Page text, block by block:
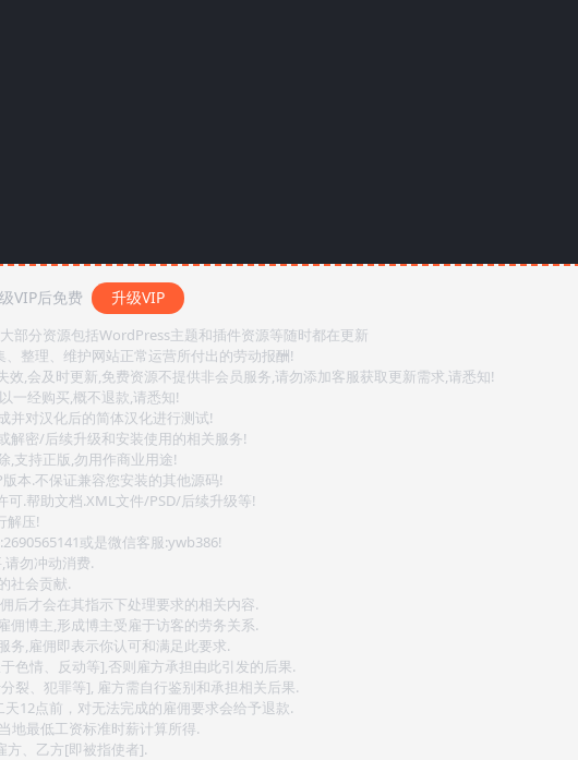
VIP后免费 升级VIP
部分资源包括WordPress主题和插件资源等随时都在更新
整理、维护网站正常运营所付出的劳动报酬!
,会及时更新,免费资源不提供非会员服务,请勿添加客服获取更新需求,请悉知!
一经购买,概不退款,请悉知!
并对汉化后的简体汉化进行测试!
解密/后续升级和安装使用的相关服务!
,支持正版,勿用作商业用途!
本.不保证兼容您安装的其他源码!
.帮助文档.XML文件/PSD/后续升级等!
解压!
或是微信客服:ywb386!
勿冲动消费.
社会贡献.
后才会在其指示下处理要求的相关内容.
博主,形成博主受雇于访客的劳务关系.
,雇佣即表示你认可和满足此要求.
色情、反动等],否则雇方承担由此引发的后果.
裂、犯罪等], 雇方需自行鉴别和承担相关后果.
12点前，对无法完成的雇佣要求会给予退款.
地最低工资标准时薪计算所得.
方、乙方[即被指使者].